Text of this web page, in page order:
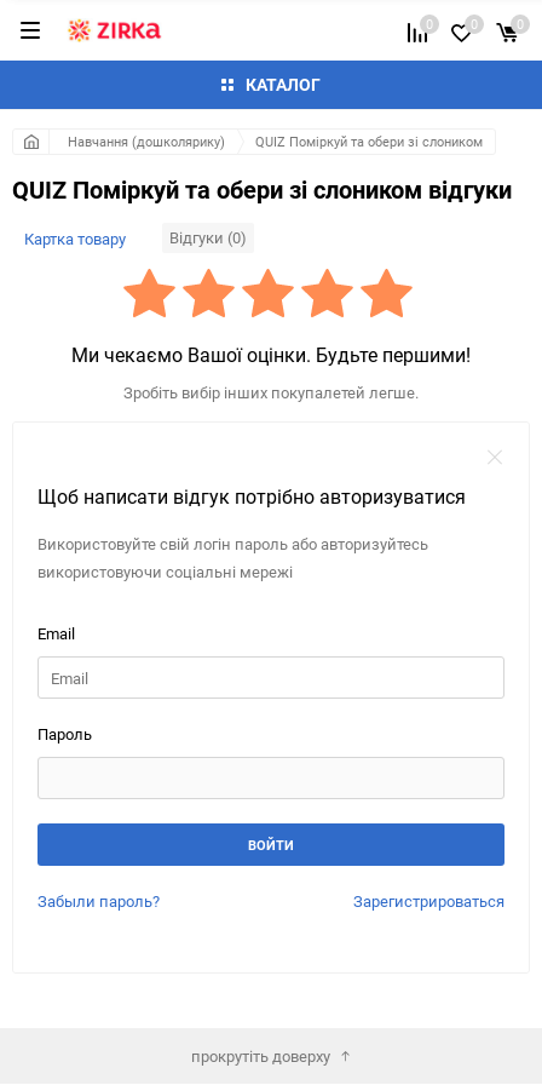
КАТАЛОГ
0 0 0
Навчання (дошколярику) QUIZ Поміркуй та обери зі слоником
QUIZ Поміркуй та обери зі слоником відгуки
Картка товару Відгуки (0)
Ми чекаємо Вашої оцінки. Будьте першими!
Зробіть вибір інших покупалетей легше.
Щоб написати відгук потрібно авторизуватися
Використовуйте свій логін пароль або авторизуйтесь
використовуючи соціальні мережі
Email
Пароль
Забыли пароль? Зарегистрироваться
прокрутіть доверху